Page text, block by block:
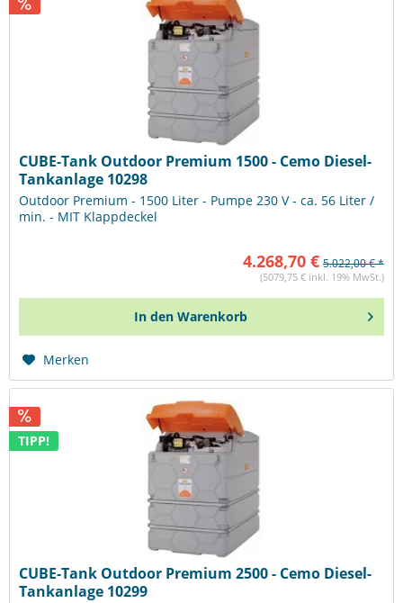
CUBE-Tank Outdoor Premium 1500 - Cemo Diesel-
Tankanlage 10298
Outdoor Premium - 1500 Liter - Pumpe 230 V - ca. 56 Liter /
min. - MIT Klappdeckel
4.268,70 € 5.022,00 € *
(5079,75 € inkl. 19% MwSt.)
In den Warenkorb
Merken
TIPP!
CUBE-Tank Outdoor Premium 2500 - Cemo Diesel-
Tankanlage 10299